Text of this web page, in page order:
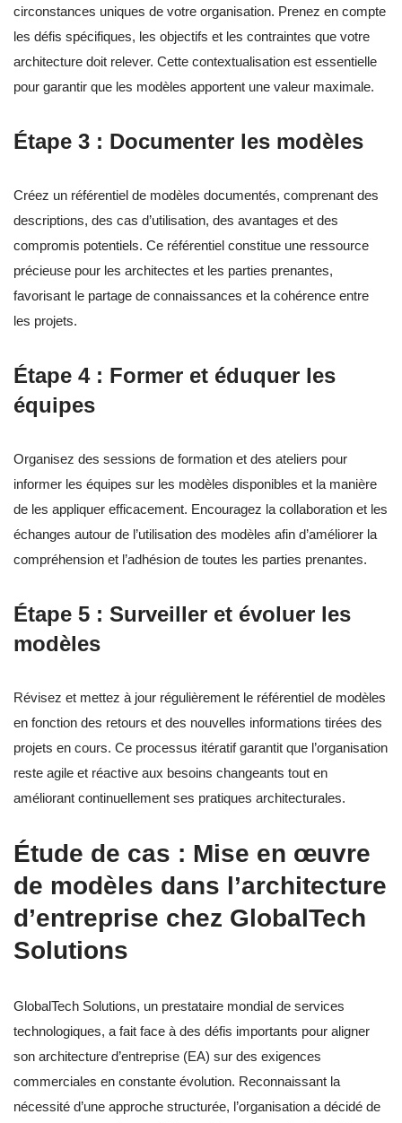
circonstances uniques de votre organisation. Prenez en compte
les défis spécifiques, les objectifs et les contraintes que votre
architecture doit relever. Cette contextualisation est essentielle
pour garantir que les modèles apportent une valeur maximale.
Étape 3 : Documenter les modèles
Créez un référentiel de modèles documentés, comprenant des
descriptions, des cas d’utilisation, des avantages et des
compromis potentiels. Ce référentiel constitue une ressource
précieuse pour les architectes et les parties prenantes,
favorisant le partage de connaissances et la cohérence entre
les projets.
Étape 4 : Former et éduquer les
équipes
Organisez des sessions de formation et des ateliers pour
informer les équipes sur les modèles disponibles et la manière
de les appliquer efficacement. Encouragez la collaboration et les
échanges autour de l’utilisation des modèles afin d’améliorer la
compréhension et l’adhésion de toutes les parties prenantes.
Étape 5 : Surveiller et évoluer les
modèles
Révisez et mettez à jour régulièrement le référentiel de modèles
en fonction des retours et des nouvelles informations tirées des
projets en cours. Ce processus itératif garantit que l’organisation
reste agile et réactive aux besoins changeants tout en
améliorant continuellement ses pratiques architecturales.
Étude de cas : Mise en œuvre
de modèles dans l’architecture
d’entreprise chez GlobalTech
Solutions
GlobalTech Solutions, un prestataire mondial de services
technologiques, a fait face à des défis importants pour aligner
son architecture d’entreprise (EA) sur des exigences
commerciales en constante évolution. Reconnaissant la
nécessité d’une approche structurée, l’organisation a décidé de